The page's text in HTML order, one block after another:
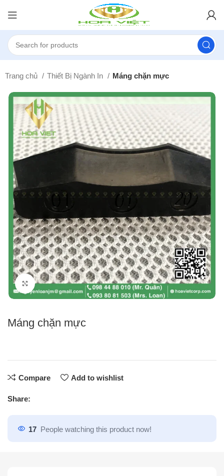
Trang chủ Thiết Bị Ngành In Máng chặn mực
Click to enlarge
Máng chặn mực
Compare Add to wishlist
Share:
17 People watching this product now!